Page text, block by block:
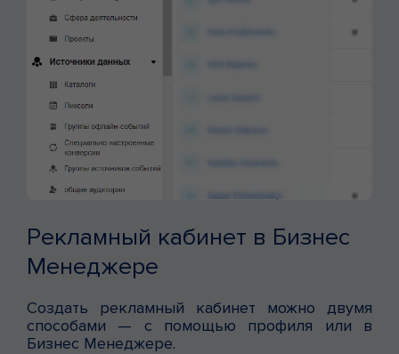
Рекламный кабинет в Бизнес
Менеджере
Создать рекламный кабинет можно двумя
способами — с помощью профиля или в
Бизнес Менеджере.